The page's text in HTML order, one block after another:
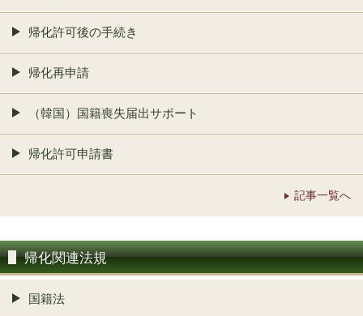
帰化許可後の手続き
帰化再申請
（韓国）国籍喪失届出サポート
帰化許可申請書
記事一覧へ
帰化関連法規
国籍法